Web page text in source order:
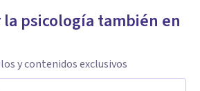
la psicología también en
y contenidos exclusivos